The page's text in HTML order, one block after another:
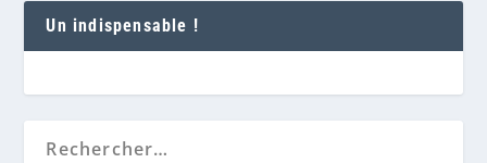
Un indispensable !